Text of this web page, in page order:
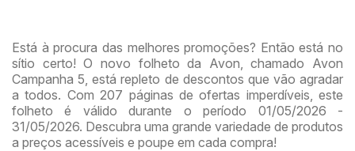
Está à procura das melhores promoções? Então está no
sítio certo! O novo folheto da Avon, chamado Avon
Campanha 5, está repleto de descontos que vão agradar
a todos. Com 207 páginas de ofertas imperdíveis, este
folheto é válido durante o período 01/05/2026 -
31/05/2026. Descubra uma grande variedade de produtos
a preços acessíveis e poupe em cada compra!